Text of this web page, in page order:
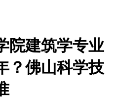
院建筑学专业
？佛山科学技